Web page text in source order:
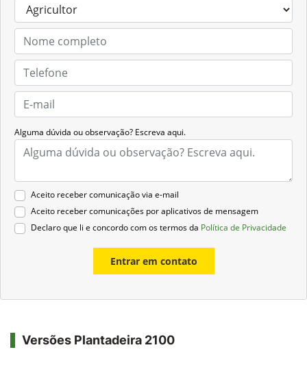
Alguma dúvida ou observação? Escreva aqui.
Aceito receber comunicação via e-mail
Aceito receber comunicações por aplicativos de mensagem
Declaro que li e concordo com os termos da Política de Privacidade
Entrar em contato
Versões Plantadeira 2100